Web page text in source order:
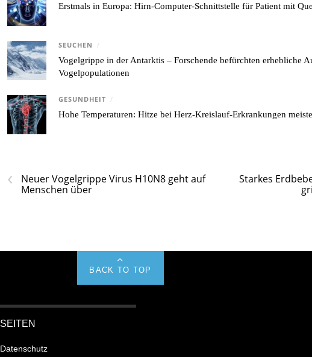
Erstmals in Europa: Hirn-Computer-Schnittstelle für Patient mit
SEUCHEN /
Vogelgrippe in der Antarktis – Forschende befürchten erhebliche
Vogelpopulationen
GESUNDHEIT /
Hohe Temperaturen: Hitze bei Herz-Kreislauf-Erkrankungen
‹
Neuer Vogelgrippe Virus H10N8 geht auf
Menschen über
Starkes
BACK TO TOP
SEITEN
Datenschutz